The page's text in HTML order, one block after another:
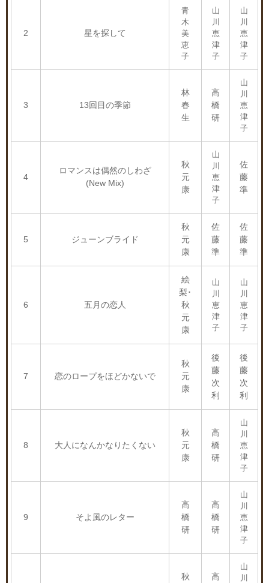
2 星を探して
青
木
美
恵
子
山
川
恵
津
子
山
川
恵
津
子
3 13回目の季節
林
春
生
高
橋
研
山
川
恵
津
子
4
ロマンスは偶然のしわざ
(New Mix)
秋
元
康
山
川
恵
津
子
佐
藤
準
5 ジューンブライド
秋
元
康
佐
藤
準
佐
藤
準
6 五月の恋人
絵
梨･
秋
元
康
山
川
恵
津
子
山
川
恵
津
子
7 恋のロープをほどかないで
秋
元
康
後
藤
次
利
後
藤
次
利
8 大人になんかなりたくない
秋
元
康
高
橋
研
山
川
恵
津
子
9 そよ風のレター
高
橋
研
高
橋
研
山
川
恵
津
子
秋
高
山
川